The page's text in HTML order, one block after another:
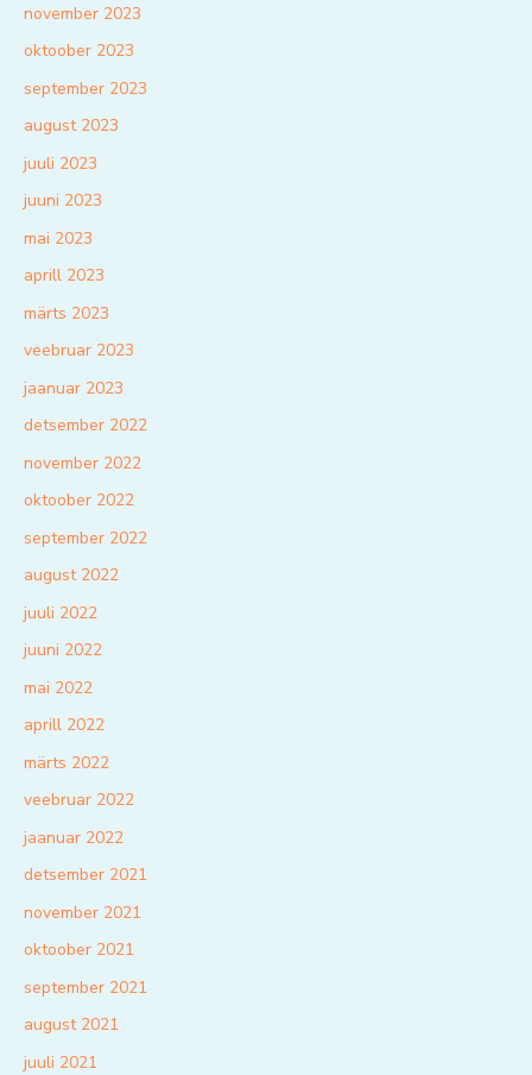
november 2023
oktoober 2023
september 2023
august 2023
juuli 2023
juuni 2023
mai 2023
aprill 2023
märts 2023
veebruar 2023
jaanuar 2023
detsember 2022
november 2022
oktoober 2022
september 2022
august 2022
juuli 2022
juuni 2022
mai 2022
aprill 2022
märts 2022
veebruar 2022
jaanuar 2022
detsember 2021
november 2021
oktoober 2021
september 2021
august 2021
juuli 2021